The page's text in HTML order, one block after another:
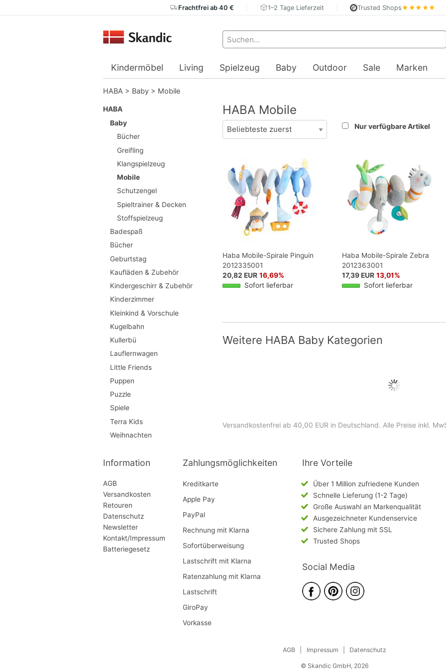
Frachtfrei ab 40 € 1–2 Tage Lieferzeit Trusted Shops★★★★★
Kindermöbel Living Spielzeug Baby Outdoor Sale Marken
HABA > Baby > Mobile
HABA
Baby
Bücher
Greifling
Klangspielzeug
Mobile
Schutzengel
Spieltrainer & Decken
Stoffspielzeug
Badespaß
Bücher
Geburtstag
Kaufläden & Zubehör
Kindergeschirr & Zubehör
Kinderzimmer
Kleinkind & Vorschule
Kugelbahn
Kullerbü
Lauflernwagen
Little Friends
Puppen
Puzzle
Spiele
Terra Kids
Weihnachten
HABA Mobile
Nur verfügbare Artikel
Haba Mobile-Spirale Pinguin
2012335001
20,82 EUR 16,69%
Sofort lieferbar
Haba Mobile-Spirale Zebra
2012363001
17,39 EUR 13,01%
Sofort lieferbar
Weitere HABA Baby Kategorien
Versandkostenfrei ab 40,00 EUR in Deutschland. Alle Preise inkl.
Information
AGB
Versandkosten
Retouren
Datenschutz
Newsletter
Kontakt/Impressum
Batteriegesetz
Zahlungsmöglichkeiten
Kreditkarte
Apple Pay
PayPal
Rechnung mit Klarna
Sofortüberweisung
Lastschrift mit Klarna
Ratenzahlung mit Klarna
Lastschrift
GiroPay
Vorkasse
Ihre Vorteile
Über 1 Million zufriedene Kunden
Schnelle Lieferung (1-2 Tage)
Große Auswahl an Markenqualität
Ausgezeichneter Kundenservice
Sichere Zahlung mit SSL
Trusted Shops
Social Media
AGB Impressum Datenschutz
© Skandic GmbH, 2026